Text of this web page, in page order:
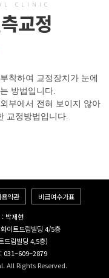
CLINIC
교정
착하여 교정장치가 눈에
방법입니다.
부에서 전혀 보이지 않아
교정방법입니다.
약관 비급여수가표
박제현
이트드림빌딩 4/5층
드림빌딩 4,5층)
031–609–2879
Rights Reserved.